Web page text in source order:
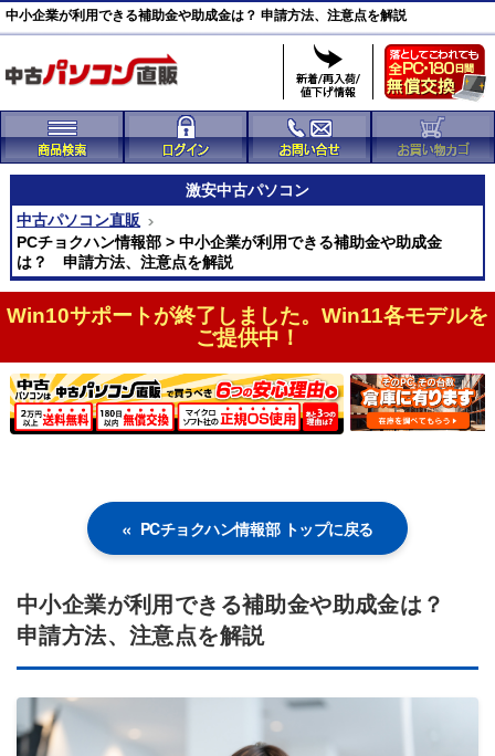
中小企業が利用できる補助金や助成金は？ 申請方法、注意点を解説
激安中古パソコン
中古パソコン直販
PCチョクハン情報部 > 中小企業が利用できる補助金や助成金
は？ 申請方法、注意点を解説
Win10サポートが終了しました。Win11各モデルを
ご提供中！
PCチョクハン情報部 トップに戻る
中小企業が利用できる補助金や助成金は？
申請方法、注意点を解説